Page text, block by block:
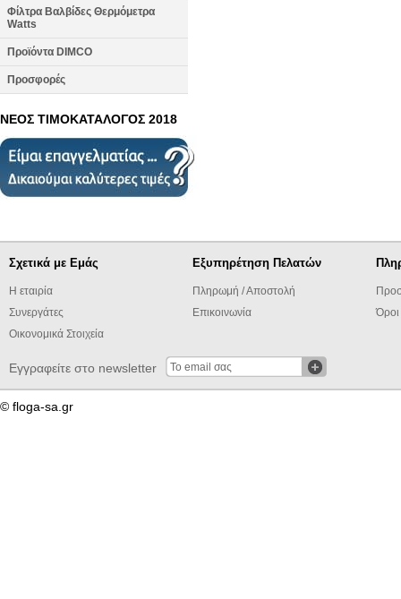
Φίλτρα Βαλβίδες Θερμόμετρα
Watts
Προϊόντα DIMCO
Προσφορές
ΝΕΟΣ ΤΙΜΟΚΑΤΑΛΟΓΟΣ 2018
Σχετικά με Εμάς
Η εταιρία
Συνεργάτες
Οικονομικά Στοιχεία
Εξυπηρέτηση Πελατών
Πληρωμή / Αποστολή
Επικοινωνία
Εγγραφείτε στο newsletter
© floga-sa.gr